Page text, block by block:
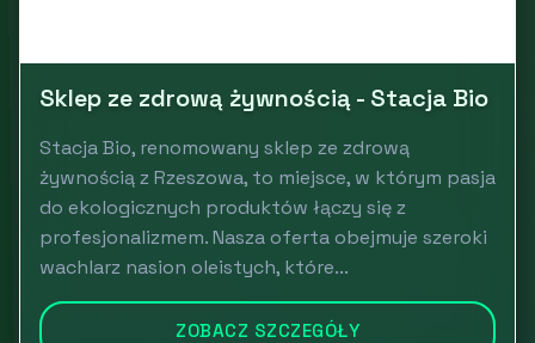
Sklep ze zdrową żywnością - Stacja Bio
Stacja Bio, renomowany sklep ze zdrową
żywnością z Rzeszowa, to miejsce, w którym pasja
do ekologicznych produktów łączy się z
profesjonalizmem. Nasza oferta obejmuje szeroki
wachlarz nasion oleistych, które...
ZOBACZ SZCZEGÓŁY